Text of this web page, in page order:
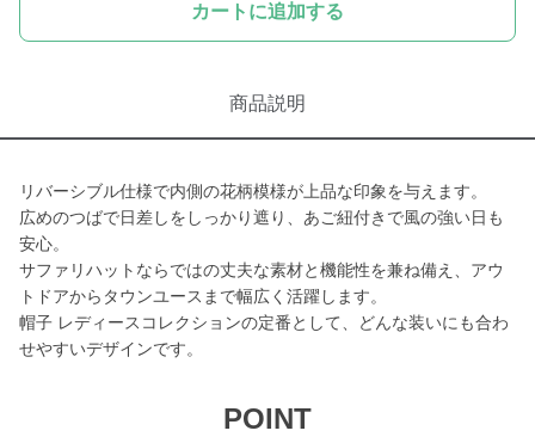
カートに追加する
商品説明
リバーシブル仕様で内側の花柄模様が上品な印象を与えます。
広めのつばで日差しをしっかり遮り、あご紐付きで風の強い日も
安心。
サファリハットならではの丈夫な素材と機能性を兼ね備え、アウ
トドアからタウンユースまで幅広く活躍します。
帽子 レディースコレクションの定番として、どんな装いにも合わ
せやすいデザインです。
POINT